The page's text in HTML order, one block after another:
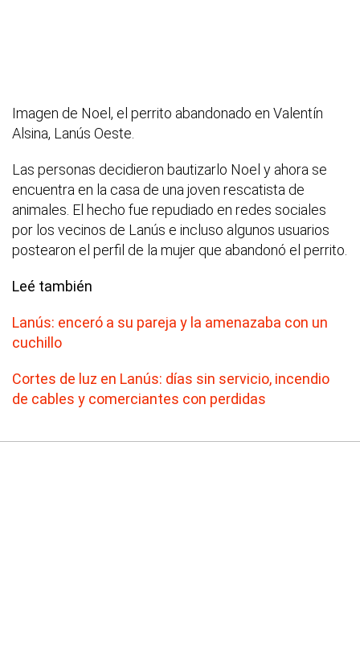
Imagen de Noel, el perrito abandonado en Valentín
Alsina, Lanús Oeste.
Las personas decidieron bautizarlo Noel y ahora se
encuentra en la casa de una joven rescatista de
animales. El hecho fue repudiado en redes sociales
por los vecinos de Lanús e incluso algunos usuarios
postearon el perfil de la mujer que abandonó el perrito.
Leé también
Lanús: enceró a su pareja y la amenazaba con un
cuchillo
Cortes de luz en Lanús: días sin servicio, incendio
de cables y comerciantes con perdidas